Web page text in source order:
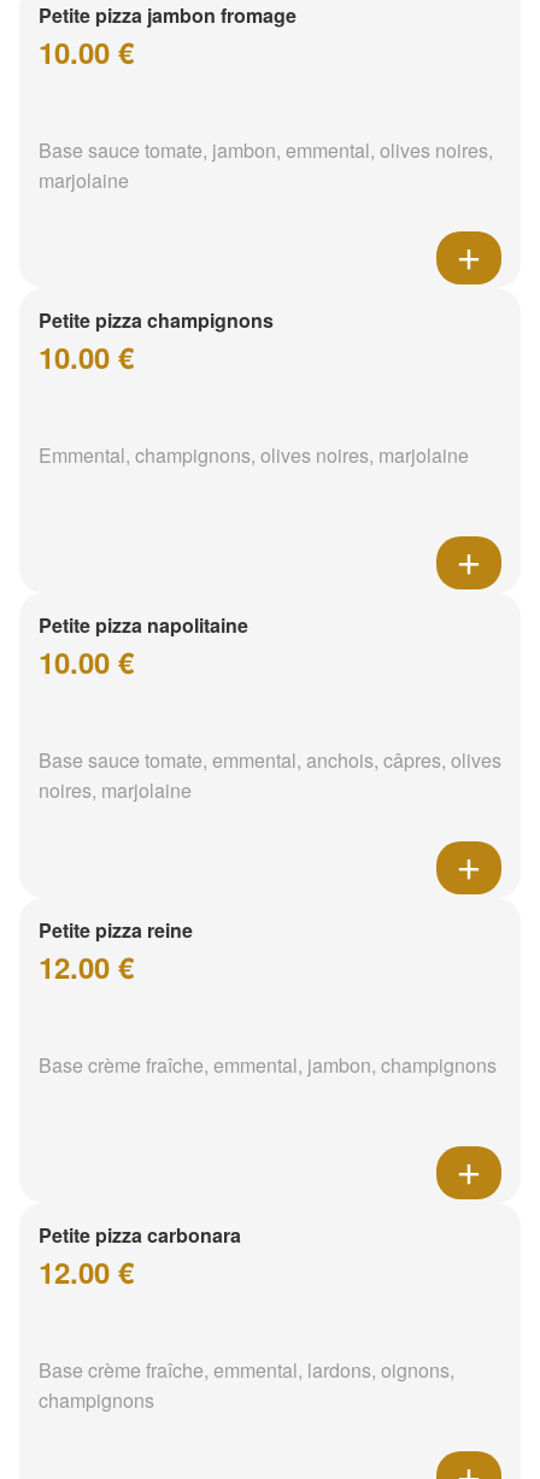
Petite pizza jambon fromage
10.00 €
Base sauce tomate, jambon, emmental, olives noires,
marjolaine
Petite pizza champignons
10.00 €
Emmental, champignons, olives noires, marjolaine
Petite pizza napolitaine
10.00 €
Base sauce tomate, emmental, anchois, câpres, olives
noires, marjolaine
Petite pizza reine
12.00 €
Base crème fraîche, emmental, jambon, champignons
Petite pizza carbonara
12.00 €
Base crème fraîche, emmental, lardons, oignons,
champignons